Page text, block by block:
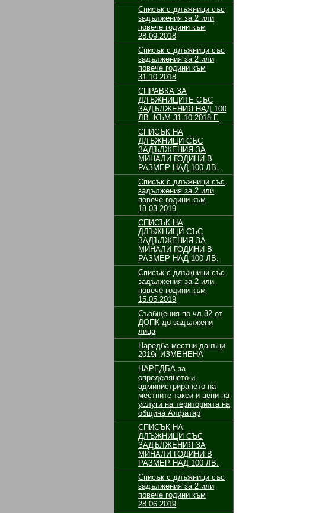
Списък с длъжници със
задължения за 2 или
повече години към
28.09.2018
Списък с длъжници със
задължения за 2 или
повече години към
31.10.2018
СПРАВКА ЗА
ДЛЪЖНИЦИТЕ СЪС
ЗАДЪЛЖЕНИЯ НАД 100
ЛВ. КЪМ 31.10.2018 Г.
СПИСЪК НА
ДЛЪЖНИЦИ СЪС
ЗАДЪЛЖЕНИЯ ЗА
МИНАЛИ ГОДИНИ В
РАЗМЕР НАД 100 ЛВ.
Списък с длъжници със
задължения за 2 или
повече години към
13.03.2019
СПИСЪК НА
ДЛЪЖНИЦИ СЪС
ЗАДЪЛЖЕНИЯ ЗА
МИНАЛИ ГОДИНИ В
РАЗМЕР НАД 100 ЛВ.
Списък с длъжници със
задължения за 2 или
повече години към
15.05.2019
Съобщения по чл.32 от
ДОПК до задължени
лица
Наредба местни данъци
2019г ИЗМЕНЕНА
НАРЕДБА за
определянето и
администрирането на
местните такси и цени на
услуги на територията на
община Алфатар
СПИСЪК НА
ДЛЪЖНИЦИ СЪС
ЗАДЪЛЖЕНИЯ ЗА
МИНАЛИ ГОДИНИ В
РАЗМЕР НАД 100 ЛВ.
Списък с длъжници със
задължения за 2 или
повече години към
28.06.2019